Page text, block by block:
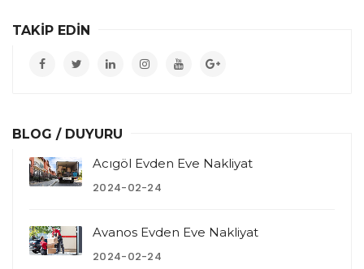
TAKİP EDİN
BLOG / DUYURU
Acıgöl Evden Eve Nakliyat
2024-02-24
Avanos Evden Eve Nakliyat
2024-02-24